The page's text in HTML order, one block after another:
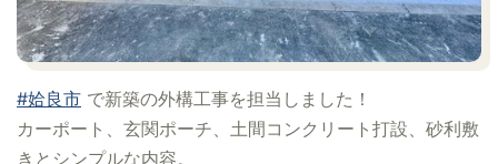
#姶良市 で新築の外構工事を担当しました！
カーポート、玄関ポーチ、土間コンクリート打設、砂利敷
きとシンプルな内容。